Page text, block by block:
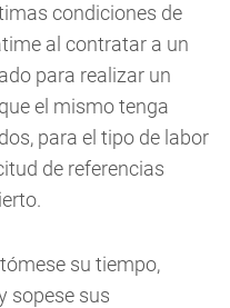
condiciones de
al contratar a un
para realizar un
el mismo tenga
para el tipo de labor
de referencias
su tiempo,
sopese sus